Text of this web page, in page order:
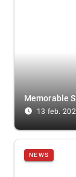
Memorable
access_time_filled 13 feb.
NEWS